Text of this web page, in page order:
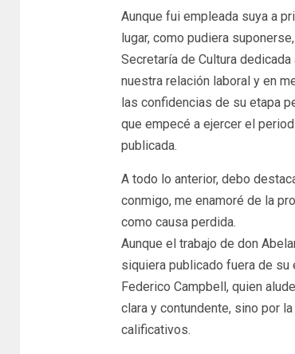
Aunque fui empleada suya a
lugar, como pudiera
Secretaría de Cultura
nuestra relación laboral y en
las confidencias de su etapa
que empecé a ejercer el
publicada.
A todo lo anterior, debo
conmigo, me enamoré de la
como causa perdida.
Aunque el trabajo de don
siquiera publicado fuera de su
Federico Campbell, quien
clara y contundente, sino por
calificativos.